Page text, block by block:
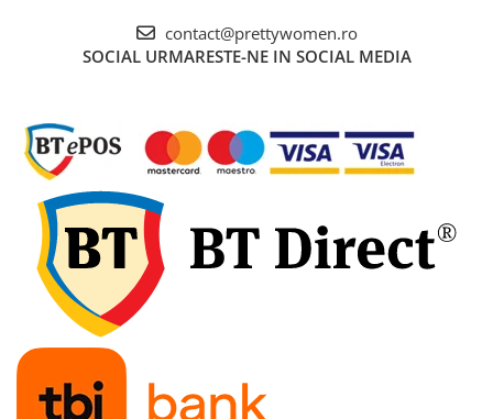
contact@prettywomen.ro
SOCIAL URMARESTE-NE IN SOCIAL MEDIA